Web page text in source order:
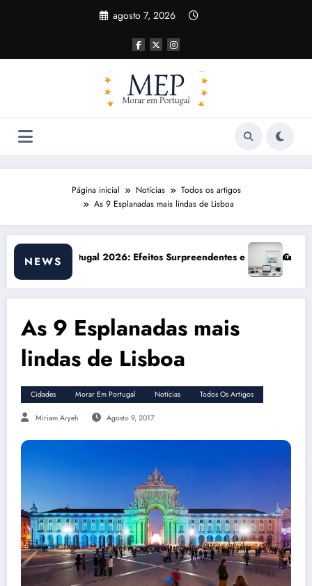
agosto 7, 2026
Página inicial Notícias
Todos os artigos
As 9 Esplanadas mais lindas de Lisboa
NEWS
e OportunidadesCusto de vida em Portugal 2026: impactos reais e ajustes
As 9 Esplanadas mais
lindas de Lisboa
Cidades Morar Em Portugal Notícias Todos Os Artigos
Miriam Aryeh Agosto 9, 2017